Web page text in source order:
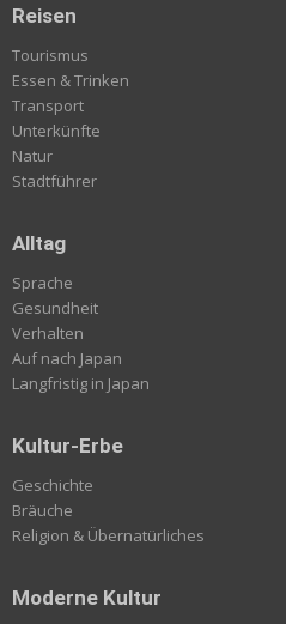
Reisen
Tourismus
Essen & Trinken
Transport
Unterkünfte
Natur
Stadtführer
Alltag
Sprache
Gesundheit
Verhalten
Auf nach Japan
Langfristig in Japan
Kultur-Erbe
Geschichte
Bräuche
Religion & Übernatürliches
Moderne Kultur